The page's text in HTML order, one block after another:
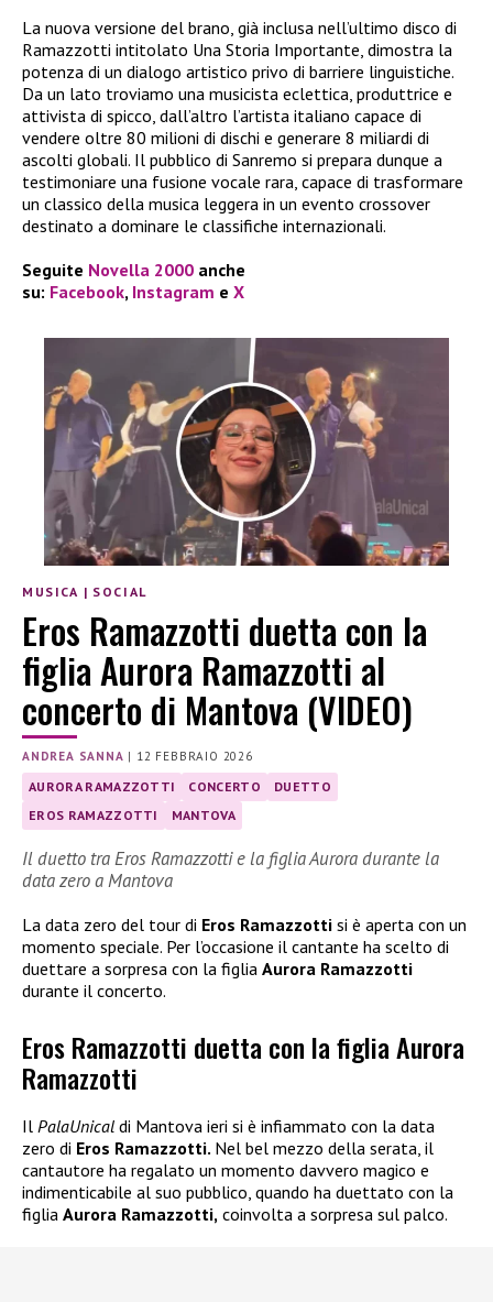
La nuova versione del brano, già inclusa nell’ultimo disco di
Ramazzotti intitolato Una Storia Importante, dimostra la
potenza di un dialogo artistico privo di barriere linguistiche.
Da un lato troviamo una musicista eclettica, produttrice e
attivista di spicco, dall’altro l’artista italiano capace di
vendere oltre 80 milioni di dischi e generare 8 miliardi di
ascolti globali. Il pubblico di Sanremo si prepara dunque a
testimoniare una fusione vocale rara, capace di trasformare
un classico della musica leggera in un evento crossover
destinato a dominare le classifiche internazionali.
Seguite Novella 2000 anche
su: Facebook, Instagram e X
MUSICA | SOCIAL
Eros Ramazzotti duetta con la
figlia Aurora Ramazzotti al
concerto di Mantova (VIDEO)
ANDREA SANNA | 12 FEBBRAIO 2026
AURORA RAMAZZOTTI CONCERTO
DUETTO
EROS RAMAZZOTTI
MANTOVA
Il duetto tra Eros Ramazzotti e la figlia Aurora durante la
data zero a Mantova
La data zero del tour di Eros Ramazzotti si è aperta con un
momento speciale. Per l’occasione il cantante ha scelto di
duettare a sorpresa con la figlia Aurora Ramazzotti
durante il concerto.
Eros Ramazzotti duetta con la figlia Aurora
Ramazzotti
Il PalaUnical di Mantova ieri si è infiammato con la data
zero di Eros Ramazzotti. Nel bel mezzo della serata, il
cantautore ha regalato un momento davvero magico e
indimenticabile al suo pubblico, quando ha duettato con la
figlia Aurora Ramazzotti, coinvolta a sorpresa sul palco.